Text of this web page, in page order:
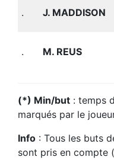
. J. MADDISON
. M. REUS
(*) Min/but : temps
marqués par le
Info : Tous les buts
sont pris en compte